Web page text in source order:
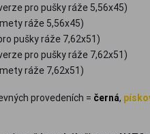
pro pušky ráže 5,56x45)
ráže 5,56x45)
pušky ráže 7,62x51)
pro pušky ráže 7,62x51)
ráže 7,62x51)
provedeních = černá,